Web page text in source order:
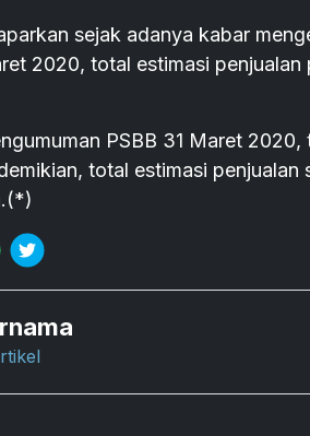
sejak adanya kabar
2020, total estimasi
PSBB 31 Maret
total estimasi